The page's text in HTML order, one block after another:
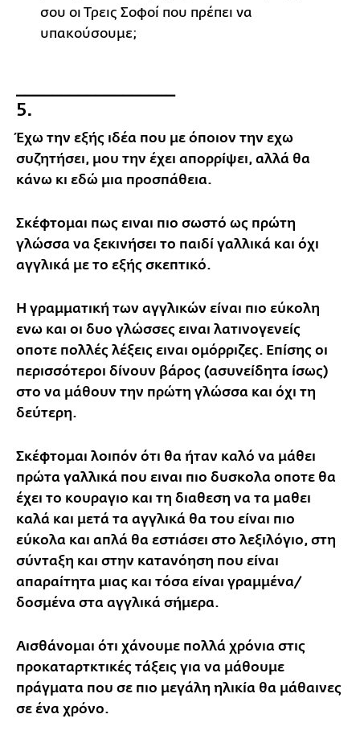
σου οι Τρεις Σοφοί που πρέπει να
υπακούσουμε;
5.
Έχω την εξής ιδέα που με όποιον την εχω
συζητήσει, μου την έχει απορρίψει, αλλά θα
κάνω κι εδώ μια προσπάθεια.
Σκέφτομαι πως ειναι πιο σωστό ως πρώτη
γλώσσα να ξεκινήσει το παιδί γαλλικά και όχι
αγγλικά με το εξής σκεπτικό.
Η γραμματική των αγγλικών είναι πιο εύκολη
ενω και οι δυο γλώσσες ειναι λατινογενείς
οποτε πολλές λέξεις ειναι ομόρριζες. Επίσης οι
περισσότεροι δίνουν βάρος (ασυνείδητα ίσως)
στο να μάθουν την πρώτη γλώσσα και όχι τη
δεύτερη.
Σκέφτομαι λοιπόν ότι θα ήταν καλό να μάθει
πρώτα γαλλικά που ειναι πιο δυσκολα οποτε θα
έχει το κουραγιο και τη διαθεση να τα μαθει
καλά και μετά τα αγγλικά θα του είναι πιο
εύκολα και απλά θα εστιάσει στο λεξιλόγιο, στη
σύνταξη και στην κατανόηση που είναι
απαραίτητα μιας και τόσα είναι γραμμένα/
δοσμένα στα αγγλικά σήμερα.
Αισθάνομαι ότι χάνουμε πολλά χρόνια στις
προκαταρτκτικές τάξεις για να μάθουμε
πράγματα που σε πιο μεγάλη ηλικία θα μάθαινες
σε ένα χρόνο.